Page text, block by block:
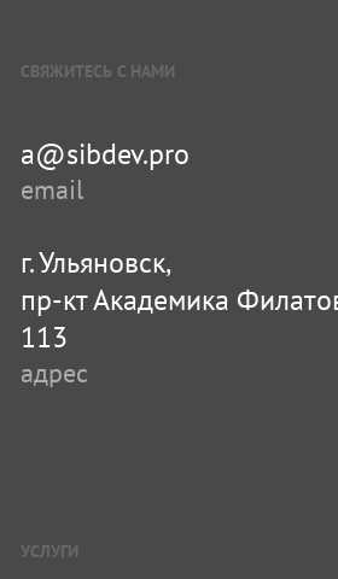
СВЯЖИТЕСЬ С НАМИ
a@sibdev.pro
email
г. Ульяновск,
пр-кт Академика
113
адрес
УСЛУГИ